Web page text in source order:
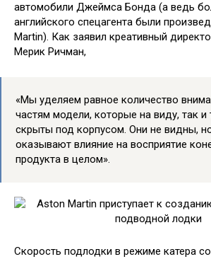
автомобили Джеймса Бонда (а ведь
английского спецагента были
Martin). Как заявил креативный
Мерик Ричман,
«Мы уделяем равное количество
частям модели, которые на виду, так и
скрыты под корпусом. Они не видны,
оказывают влияние на восприятие
продукта в целом».
Скорость подлодки в режиме катера